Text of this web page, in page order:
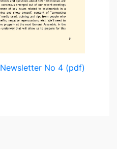
Newsletter No 4 (pdf)